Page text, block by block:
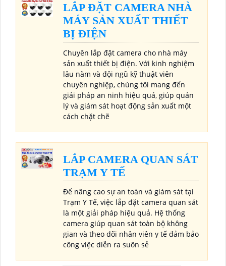
LẮP ĐẶT CAMERA NHÀ
MÁY SẢN XUẤT THIẾT
BỊ ĐIỆN
Chuyên lắp đặt camera cho nhà máy
sản xuất thiết bị điện. Với kinh nghiệm
lâu năm và đội ngũ kỹ thuật viên
chuyên nghiệp, chúng tôi mang đến
giải pháp an ninh hiệu quả, giúp quản
lý và giám sát hoạt động sản xuất một
cách chặt chẽ
LẮP CAMERA QUAN SÁT
TRẠM Y TẾ
Để nâng cao sự an toàn và giám sát tại
Trạm Y Tế, việc lắp đặt camera quan sát
là một giải pháp hiệu quả. Hệ thống
camera giúp quan sát toàn bộ không
gian và theo dõi nhân viên y tế đảm bảo
công việc diễn ra suôn sẻ